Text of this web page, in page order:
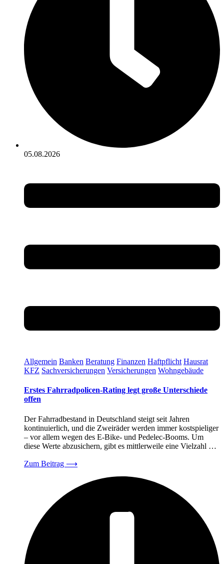
05.08.2026
Allgemein Banken Beratung Finanzen Haftpflicht Hausrat
KFZ Sachversicherungen Versicherungen Wohngebäude
Erstes Fahrradpolicen-Rating legt große Unterschiede
offen
Der Fahrradbestand in Deutschland steigt seit Jahren
kontinuierlich, und die Zweiräder werden immer kostspieliger
– vor allem wegen des E-Bike- und Pedelec-Booms. Um
diese Werte abzusichern, gibt es mittlerweile eine Vielzahl …
Zum Beitrag ⟶